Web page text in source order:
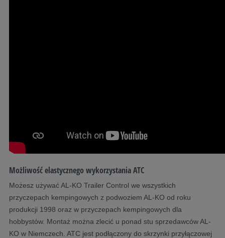
Możliwość elastycznego wykorzystania ATC
Możesz używać AL-KO Trailer Control we wszystkich
przyczepach kempingowych z podwoziem AL-KO od roku
produkcji 1998 oraz w przyczepach kempingowych dla
hobbystów. Montaż można zlecić u ponad stu sprzedawców AL-
KO w Niemczech. ATC jest podłączony do skrzynki przyłączowej